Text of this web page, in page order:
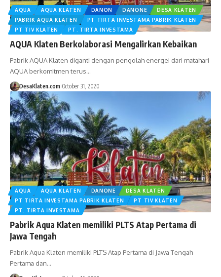
AQUA AQUA KLATEN DANON DANONE
DESA KLATEN
PABRIK AQUA KLATEN
PT TIRTA INVESTAMA PABRIK KLATEN
PT TIV KLATEN
PT. TIRTA INVESTAMA
AQUA Klaten Berkolaborasi Mengalirkan Kebaikan
Pabrik AQUA Klaten diganti dengan pengolah energei dari matahari
AQUA berkomitmen terus…
DesaKlaten.com October 31, 2020
AQUA AQUA KLATEN DANONE
DESA KLATEN
PT TIRTA INVESTAMA PABRIK KLATEN
PT TIV KLATEN
PT. TIRTA INVESTAMA
Pabrik Aqua Klaten memiliki PLTS Atap Pertama di
Jawa Tengah
Pabrik Aqua Klaten memiliki PLTS Atap Pertama di Jawa Tengah
Pertama dan…